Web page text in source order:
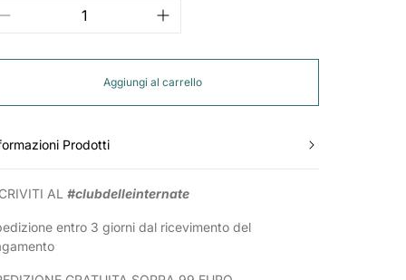
Aggiungi al carrello
Prodotti
AL#clubdelleinternate
entro 3 giorni dal ricevimento del